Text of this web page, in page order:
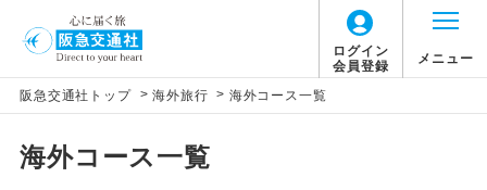
ログイン
会員登録
メニュー
阪急交通社トップ > 海外旅行 > 海外コース一覧
海外コース一覧